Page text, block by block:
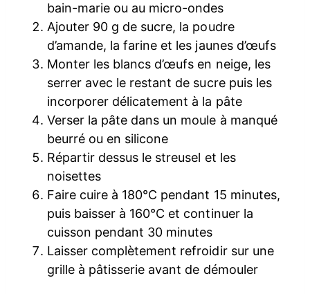
bain-marie ou au micro-ondes
Ajouter 90 g de sucre, la poudre
d’amande, la farine et les jaunes d’œufs
Monter les blancs d’œufs en neige, les
serrer avec le restant de sucre puis les
incorporer délicatement à la pâte
Verser la pâte dans un moule à manqué
beurré ou en silicone
Répartir dessus le streusel et les
noisettes
Faire cuire à 180°C pendant 15 minutes,
puis baisser à 160°C et continuer la
cuisson pendant 30 minutes
Laisser complètement refroidir sur une
grille à pâtisserie avant de démouler